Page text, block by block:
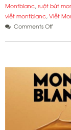
Montblanc, ruột bút
viết montblanc, Viết
Comments Offon
hãng
và
Đại
gia